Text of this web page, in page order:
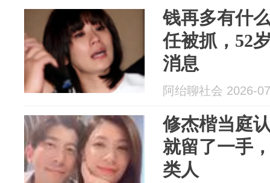
钱再多有什
任被抓，52
消息
阿绐聊社会 2026-
修杰楷当庭
就留了一手
类人